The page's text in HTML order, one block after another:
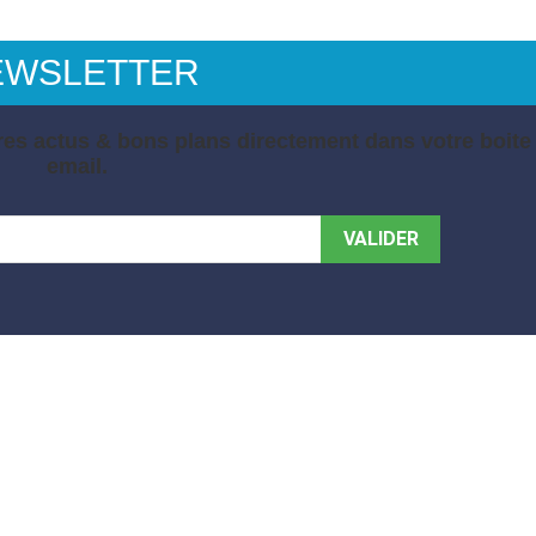
actus & bons plans directement dans votre boite
email.